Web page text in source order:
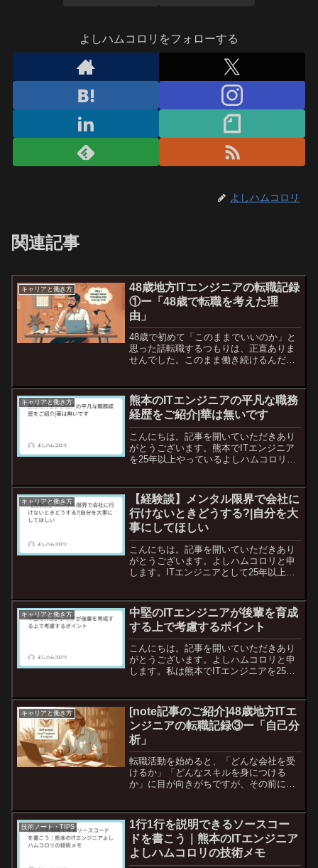
よしハムコロリをフォローする
よしハムコロリ
関連記事
キャリアと働き方
48歳地方ITエンジニアの転職記録
①ー「48歳で転職を考えた理
由」
48歳で初めて「このままでいいのか」と
思った話転職するつもりは、正直ありま
せんでした。このまま働き続けるんだろ
で、本当に大丈夫なのか？」■ 理由①：
給与大きく変わらない年...
キャリアと働き方
熊本のITエンジニアの平凡な職務
経歴をご紹介|華は無いです
こんにちは。記事を開いていただきあり
がとうございます。熊本でITエンジニア
を25年以上やっているよしハムコロリと
いるのですが、収入が一向に増えず…。
転職先が良いとは限り...
キャリアと働き方
【経験談】メンタル限界で会社に
行けないときどうする?|自分を大
事にしてほしい
こんにちは。記事を開いていただきあり
がとうございます。よしハムコロリと申
します。ITエンジニアとして25年以上仕
ってしまったことがあります。およそ2週
間くらいの期間では...
キャリアと働き方
中堅のITエンジニアが後輩を育成
する上で考慮するポイント
こんにちは。記事を開いていただきあり
がとうございます。よしハムコロリと申
します。私は熊本でITエンジニアを25年
ーや管理職の経験も有り、部下や後輩を
教育する機会がありま...
キャリアと働き方
[note記事のご紹介]48歳地方ITエ
ンジニアの転職記録③ー「自己分
析」
転職活動を始めると、「どんな会社を受
けるか」「どんなスキルを身につける
か」に目が向きがちですが、その前に大
に取り組んだのが、自分自身を振り返る
ことでした。・これまでど...
技術ノート・TIPS
1行1行を説明できるソースコー
ドを書こう｜熊本のITエンジニア
よしハムコロリの技術メモ